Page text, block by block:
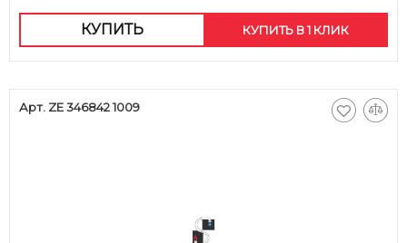
КУПИТЬ КУПИТЬ В 1 КЛИК
Арт. ZE 346842 1009